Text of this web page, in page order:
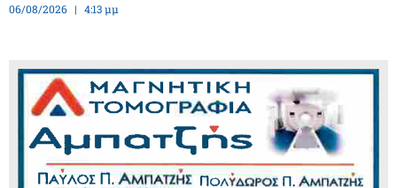
06/08/2026 4:13 μμ